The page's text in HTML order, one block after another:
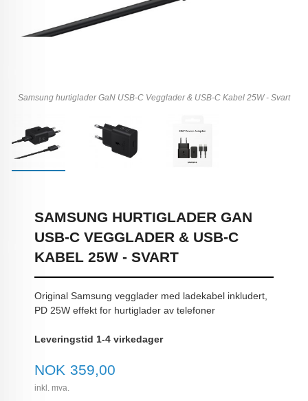
Samsung hurtiglader GaN USB-C Vegglader & USB-C Kabel 25W - Svart
SAMSUNG HURTIGLADER GAN
USB-C VEGGLADER & USB-C
KABEL 25W - SVART
Original Samsung vegglader med ladekabel inkludert,
PD 25W effekt for hurtiglader av telefoner
Leveringstid 1-4 virkedager
Pris
NOK 359,00
inkl. mva.